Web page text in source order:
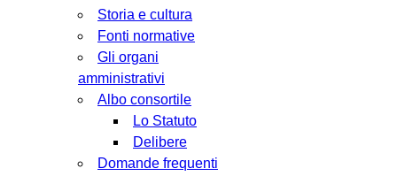
Storia e cultura
Fonti normative
Gli organi
amministrativi
Albo consortile
Lo Statuto
Delibere
Domande frequenti